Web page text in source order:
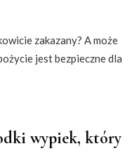
zakazany? A może
jest bezpieczne dla
wypiek, który